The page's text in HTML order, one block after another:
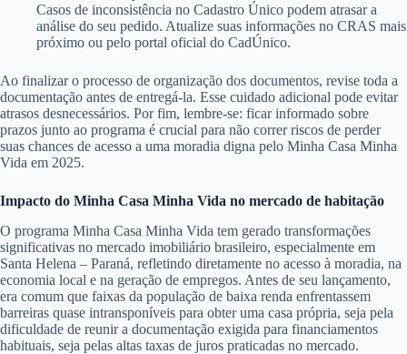
Casos de inconsistência no Cadastro Único podem atrasar a
análise do seu pedido. Atualize suas informações no CRAS mais
próximo ou pelo portal oficial do CadÚnico.
Ao finalizar o processo de organização dos documentos, revise toda a
documentação antes de entregá-la. Esse cuidado adicional pode evitar
atrasos desnecessários. Por fim, lembre-se: ficar informado sobre
prazos junto ao programa é crucial para não correr riscos de perder
suas chances de acesso a uma moradia digna pelo Minha Casa Minha
Vida em 2025.
Impacto do Minha Casa Minha Vida no mercado de habitação
O programa Minha Casa Minha Vida tem gerado transformações
significativas no mercado imobiliário brasileiro, especialmente em
Santa Helena – Paraná, refletindo diretamente no acesso à moradia, na
economia local e na geração de empregos. Antes de seu lançamento,
era comum que faixas da população de baixa renda enfrentassem
barreiras quase intransponíveis para obter uma casa própria, seja pela
dificuldade de reunir a documentação exigida para financiamentos
habituais, seja pelas altas taxas de juros praticadas no mercado.